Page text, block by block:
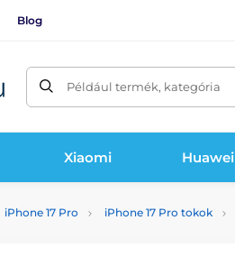
Blog
Például termék, kategória
Xiaomi Huawei
iPhone 17 Pro iPhone 17 Pro tokok